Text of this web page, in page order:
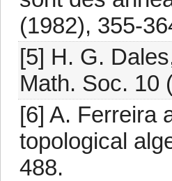
(1982), 355-
[5] H. G.
Math. Soc. 10
[6] A. Ferreira
topological
488.